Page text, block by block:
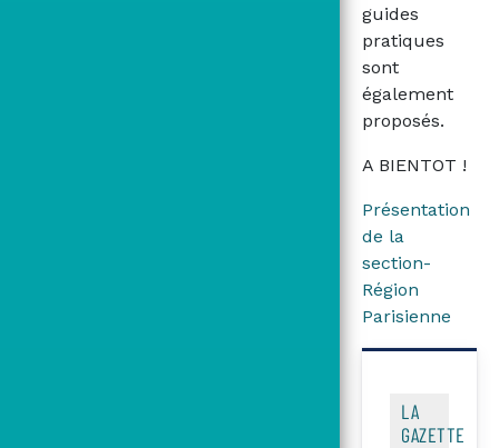
guides
pratiques
sont
également
proposés.
A BIENTOT !
Présentation
de la
section-
Région
Parisienne
LA
GAZETTE